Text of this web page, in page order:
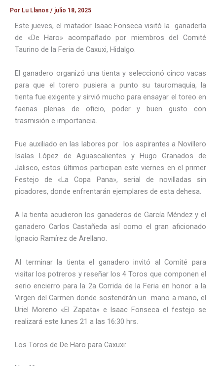
Por Lu Llanos / julio 18, 2025
Este jueves, el matador Isaac Fonseca visitó la ganadería
de «De Haro» acompañado por miembros del Comité
Taurino de la Feria de Caxuxi, Hidalgo.
El ganadero organizó una tienta y seleccionó cinco vacas
para que el torero pusiera a punto su tauromaquia, la
tienta fue exigente y sirvió mucho para ensayar el toreo en
faenas plenas de oficio, poder y buen gusto con
trasmisión e importancia.
Fue auxiliado en las labores por los aspirantes a Novillero
Isaías López de Aguascalientes y Hugo Granados de
Jalisco, estos últimos participan este viernes en el primer
Festejo de «La Copa Pana», serial de novilladas sin
picadores, donde enfrentarán ejemplares de esta dehesa.
A la tienta acudieron los ganaderos de García Méndez y el
ganadero Carlos Castañeda así como el gran aficionado
Ignacio Ramírez de Arellano.
Al terminar la tienta el ganadero invitó al Comité para
visitar los potreros y reseñar los 4 Toros que componen el
serio encierro para la 2a Corrida de la Feria en honor a la
Virgen del Carmen donde sostendrán un mano a mano, el
Uriel Moreno «El Zapata» e Isaac Fonseca el festejo se
realizará este lunes 21 a las 16:30 hrs.
Los Toros de De Haro para Caxuxi: